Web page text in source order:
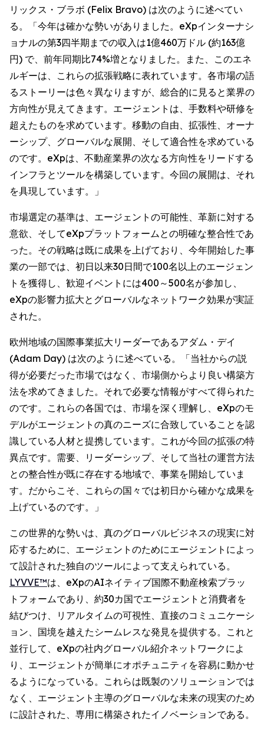
リックス・ブラボ (Felix Bravo) は次のように述べてい
る。「今年は確かな勢いがありました。eXpインターナシ
ョナルの第3四半期までの収入は1億460万ドル (約163億
円) で、前年同期比74%増となりました。また、このエネ
ルギーは、これらの拡張戦略に表れています。各市場の語
るストーリーは色々異なりますが、総合的に見ると業界の
方向性が見えてきます。エージェントは、手数料や研修を
超えたものを求めています。移動の自由、拡張性、オーナ
ーシップ、グローバルな展開、そして適合性を求めている
のです。eXpは、不動産業界の次なる方向性をリードする
インフラとツールを構築しています。今回の展開は、それ
を具現しています。」
市場選定の基準は、エージェントの可能性、革新に対する
意欲、そしてeXpプラットフォームとの明確な整合性であ
った。その戦略は既に成果を上げており、今年開始した事
業の一部では、初日以来30日間で100名以上のエージェン
トを獲得し、歓迎イベントには400～500名が参加し、
eXpの影響力拡大とグローバルなネットワーク効果が実証
された。
欧州地域の国際事業拡大リーダーであるアダム・デイ
(Adam Day) は次のように述べている。「当社からの説
得が必要だった市場ではなく、市場側からより良い構築方
法を求めてきました。それで必要な情報がすべて得られた
のです。これらの各国では、市場を深く理解し、eXpのモ
デルがエージェントの真のニーズに合致していることを認
識している人材と提携しています。これが今回の拡張の特
異点です。需要、リーダーシップ、そして当社の運営方法
との整合性が既に存在する地域で、事業を開始していま
す。だからこそ、これらの国々では初日から確かな成果を
上げているのです。」
この世界的な勢いは、真のグローバルビジネスの現実に対
応するために、エージェントのためにエージェントによっ
て設計された独自のツールによって支えられている。
LYVVE™は、eXpのAIネイティブ国際不動産検索プラッ
トフォームであり、約30カ国でエージェントと消費者を
結びつけ、リアルタイムの可視性、直接のコミュニケーシ
ョン、国境を越えたシームレスな発見を提供する。これと
並行して、eXpの社内グローバル紹介ネットワークによ
り、エージェントが簡単にオポチュニティを容易に動かせ
るようになっている。これらは既製のソリューションでは
なく、エージェント主導のグローバルな未来の現実のため
に設計された、専用に構築されたイノベーションである。